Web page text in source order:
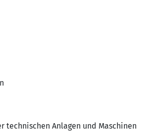
Anlagen und Maschinen